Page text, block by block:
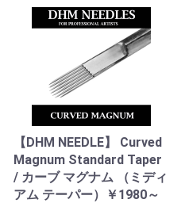
【DHM NEEDLE】 Curved
Magnum Standard Taper
/ カーブ マグナム （ミディ
アム テーパー）￥1980～